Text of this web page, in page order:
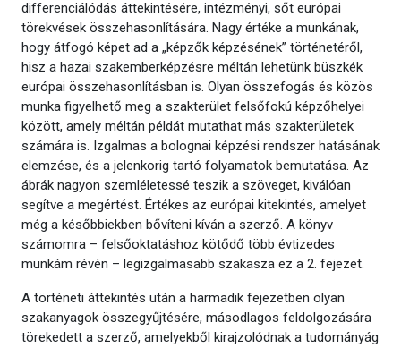
differenciálódás áttekintésére, intézményi, sőt európai
törekvések összehasonlítására. Nagy értéke a munkának,
hogy átfogó képet ad a „képzők képzésének” történetéről,
hisz a hazai szakemberképzésre méltán lehetünk büszkék
európai összehasonlításban is. Olyan összefogás és közös
munka figyelhető meg a szakterület felsőfokú képzőhelyei
között, amely méltán példát mutathat más szakterületek
számára is. Izgalmas a bolognai képzési rendszer hatásának
elemzése, és a jelenkorig tartó folyamatok bemutatása. Az
ábrák nagyon szemléletessé teszik a szöveget, kiválóan
segítve a megértést. Értékes az európai kitekintés, amelyet
még a későbbiekben bővíteni kíván a szerző. A könyv
számomra – felsőoktatáshoz kötődő több évtizedes
munkám révén – legizgalmasabb szakasza ez a 2. fejezet.
A történeti áttekintés után a harmadik fejezetben olyan
szakanyagok összegyűjtésére, másodlagos feldolgozására
törekedett a szerző, amelyekből kirajzolódnak a tudományág